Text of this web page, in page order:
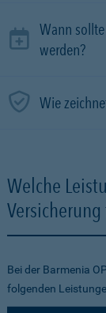
Wann
werden?
Wie
Welche
Bei der Barmenia
folgenden